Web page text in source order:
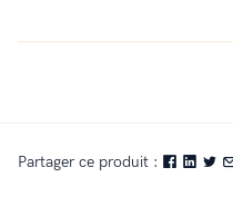
Partager ce produit :